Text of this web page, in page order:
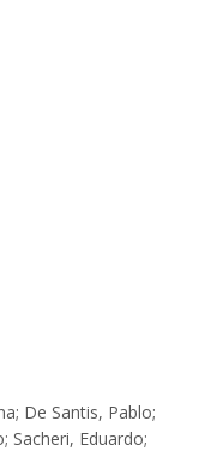
De Santis, Pablo;
Sacheri, Eduardo;